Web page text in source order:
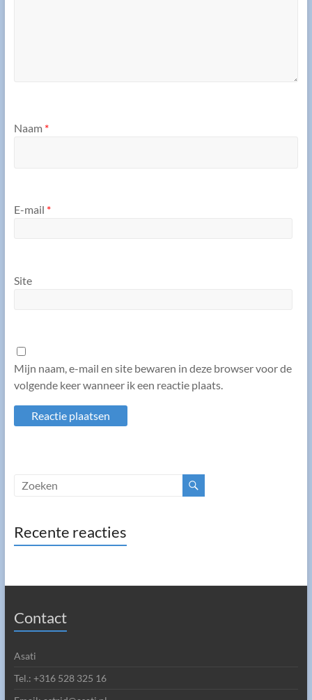
Naam *
E-mail *
Site
Mijn naam, e-mail en site bewaren in deze browser voor de
volgende keer wanneer ik een reactie plaats.
Recente reacties
Contact
Asati
Tel.: +316 528 325 16